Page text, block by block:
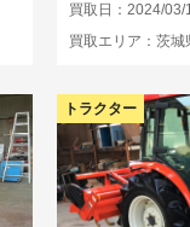
買取日：2024/03/
買取エリア：茨城
トラクター